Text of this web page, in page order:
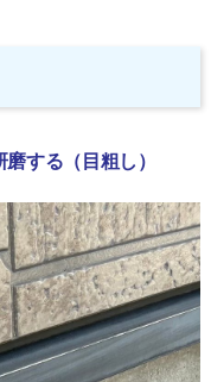
する（目粗し）